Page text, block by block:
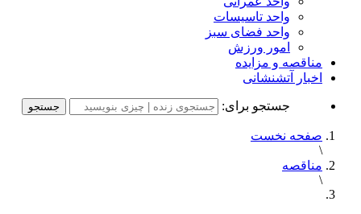
واحد تاسیسات
واحد فضای سبز
امور ورزش
مناقصه و مزایده
اخبار آتشنشانی
جستجو برای:
صفحه نخست
\
مناقصه
\